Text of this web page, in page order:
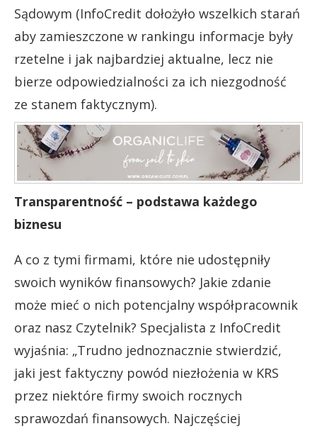
Sądowym (InfoCredit dołożyło wszelkich starań
aby zamieszczone w rankingu informacje były
rzetelne i jak najbardziej aktualne, lecz nie
bierze odpowiedzialności za ich niezgodność
ze stanem faktycznym).
Transparentność – podstawa każdego
biznesu
A co z tymi firmami, które nie udostępniły
swoich wyników finansowych? Jakie zdanie
może mieć o nich potencjalny współpracownik
oraz nasz Czytelnik? Specjalista z InfoCredit
wyjaśnia: „Trudno jednoznacznie stwierdzić,
jaki jest faktyczny powód niezłożenia w KRS
przez niektóre firmy swoich rocznych
sprawozdań finansowych. Najczęściej